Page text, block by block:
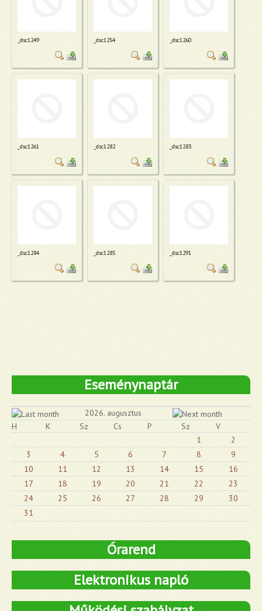
_dsc1249 _dsc1254 _dsc1260
_dsc1261 _dsc1282 _dsc1283
_dsc1284 _dsc1285 _dsc1291
Eseménynaptár
2026. augusztus
H
K Sz Cs P Sz
V
1
2
3
4 5 6 7 8
9
10
11 12 13 14 15
16
17
18 19 20 21 22
23
24
25 26 27 28 29
30
31
Órarend
Elektronikus napló